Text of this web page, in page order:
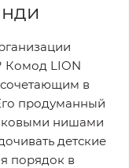
Комод LION
в
продуманный
нишами
детские
порядок в